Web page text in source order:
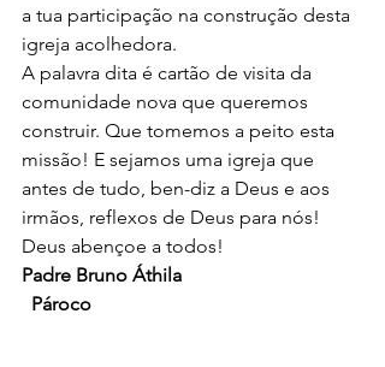
a tua participação na construção desta
igreja acolhedora.
A palavra dita é cartão de visita da
comunidade nova que queremos
construir. Que tomemos a peito esta
missão! E sejamos uma igreja que
antes de tudo, ben-diz a Deus e aos
irmãos, reflexos de Deus para nós!
Deus abençoe a todos!
Padre Bruno Áthila
Pároco